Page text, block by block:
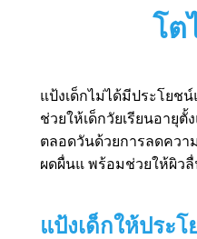
โต
แป้งเด็กไม่ได้มีประโยช
ช่วยให้เด็กวัยเรียนอายุตั้
ตลอดวันด้วยการลดควา
ผดผื่นแ พร้อมช่วยให้ผิว
แป้งเด็กให้ประ